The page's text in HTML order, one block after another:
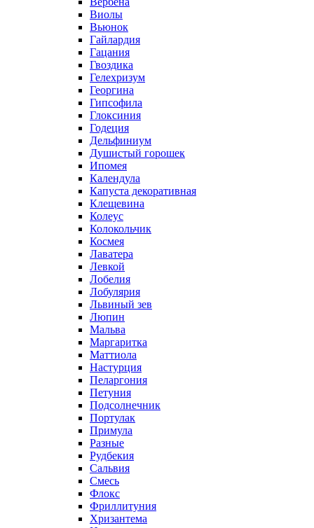
Виолы
Вьюнок
Гайлардия
Гацания
Гвоздика
Гелехризум
Георгина
Гипсофила
Глоксиния
Годеция
Дельфиниум
Душистый горошек
Ипомея
Календула
Капуста декоративная
Клещевина
Колеус
Колокольчик
Космея
Лаватера
Левкой
Лобелия
Лобулярия
Львиный зев
Люпин
Мальва
Маргаритка
Маттиола
Настурция
Пеларгония
Петуния
Подсолнечник
Портулак
Примула
Разные
Рудбекия
Сальвия
Смесь
Флокс
Фриллитуния
Хризантема